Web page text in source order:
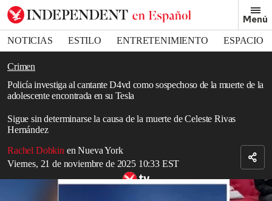
Menú
NOTICIAS ESTILO ENTRETENIMIENTO
ESPACIO
DEPORTES
Crimen
Policía investiga al cantante D4vd como sospechoso de la muerte de la
adolescente encontrada en su Tesla
Sigue sin determinarse la causa de la muerte de Celeste Rivas
Hernández
Rachel Dobkin en Nueva York
Viernes, 21 de noviembre de 2025 10:33 EST
Bookmark popover
Removed from bookmarks
Close popover
El cantante D4vd es “considerado sospechoso” de la muerte de una